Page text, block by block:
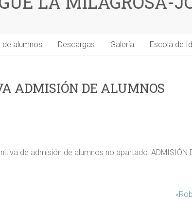
de alumnos Descargas Galería Escola de
ADMISIÓN DE ALUMNOS
de admisión de alumnos no apartado: ADMISIÓN